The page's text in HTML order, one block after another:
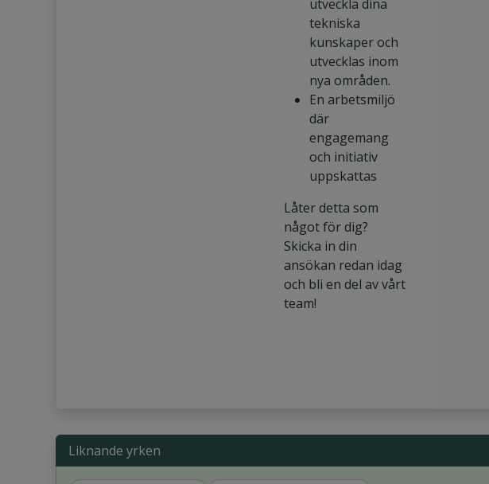
utveckla dina
tekniska
kunskaper och
utvecklas inom
nya områden.
En arbetsmiljö
där
engagemang
och initiativ
uppskattas
Låter detta som
något för dig?
Skicka in din
ansökan redan idag
och bli en del av vårt
team!
Liknande yrken